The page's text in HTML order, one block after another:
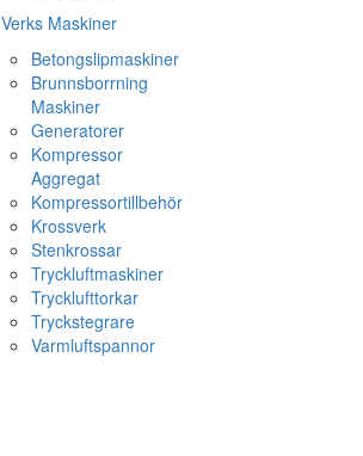
Verks Maskiner
Betongslipmaskiner
Brunnsborrning
Maskiner
Generatorer
Kompressor
Aggregat
Kompressortillbehör
Krossverk
Stenkrossar
Tryckluftmaskiner
Trycklufttorkar
Tryckstegrare
Varmluftspannor